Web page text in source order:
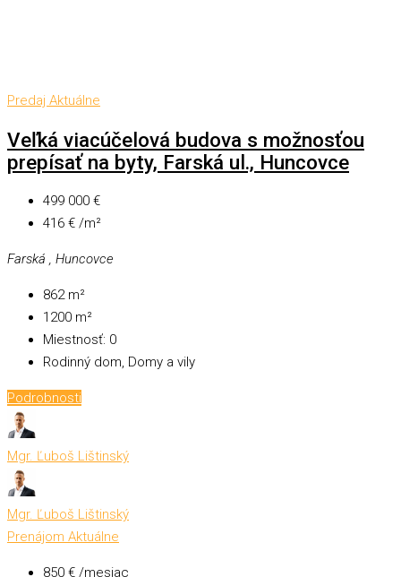
Predaj Aktuálne
Veľká viacúčelová budova s možnosťou
prepísať na byty, Farská ul., Huncovce
499 000 €
416 € /m²
Farská , Huncovce
862m²
1200 m²
Miestnosť: 0
Rodinný dom, Domy a vily
Podrobnosti
Mgr. Ľuboš Lištinský
Mgr. Ľuboš Lištinský
Prenájom Aktuálne
850 € /mesiac